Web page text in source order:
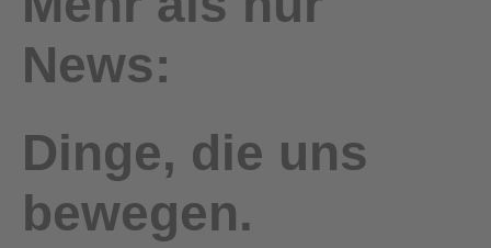
News:
Dinge, die uns
bewegen.